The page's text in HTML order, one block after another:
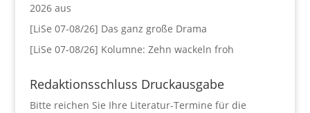
2026 aus
[LiSe 07-08/26] Das ganz große Drama
[LiSe 07-08/26] Kolumne: Zehn wackeln froh
Redaktionsschluss Druckausgabe
Bitte reichen Sie Ihre Literatur-Termine für die